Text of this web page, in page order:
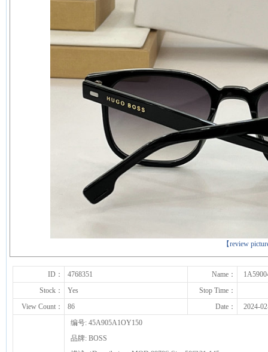
【review
ID： 4768351 Name：
Stock：
Yes
Stop Time：
View Count：
86 Date： 2024-
编号: 45A905A1OY150
品牌: BOSS